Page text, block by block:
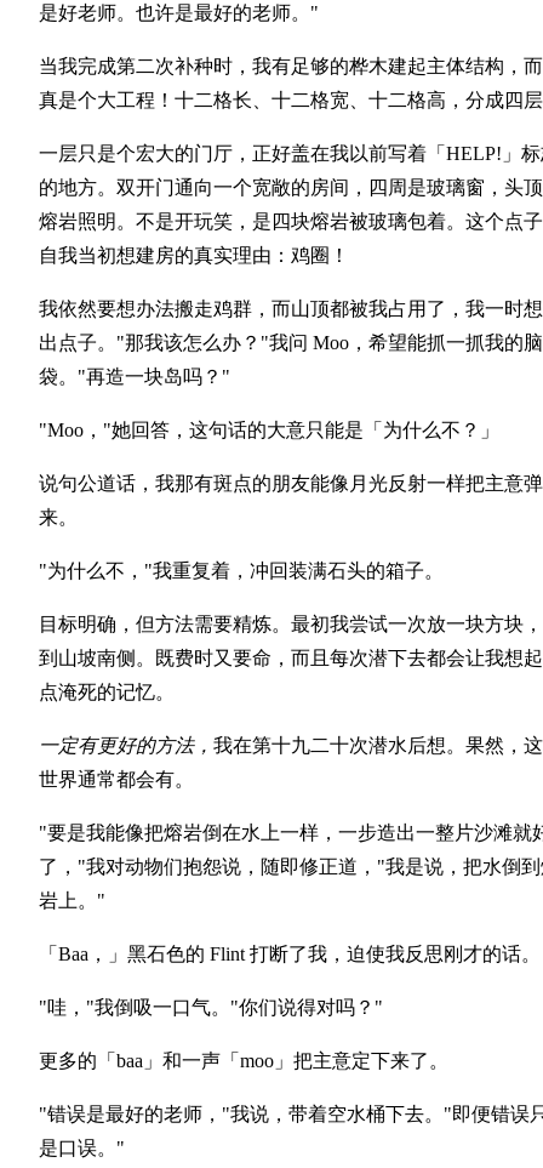
是好老师。也许是最好的老师。"
当我完成第二次补种时，我有足够的桦木建起主体结构，
真是个大工程！十二格长、十二格宽、十二格高，分成四
一层只是个宏大的门厅，正好盖在我以前写着「HELP!」
的地方。双开门通向一个宽敞的房间，四周是玻璃窗，头
熔岩照明。不是开玩笑，是四块熔岩被玻璃包着。这个点
自我当初想建房的真实理由：鸡圈！
我依然要想办法搬走鸡群，而山顶都被我占用了，我一时
出点子。"那我该怎么办？"我问 Moo，希望能抓一抓我的脑
袋。"再造一块岛吗？"
"Moo，"她回答，这句话的大意只能是「为什么不？」
说句公道话，我那有斑点的朋友能像月光反射一样把主意
来。
"为什么不，"我重复着，冲回装满石头的箱子。
目标明确，但方法需要精炼。最初我尝试一次放一块方块
到山坡南侧。既费时又要命，而且每次潜下去都会让我想
点淹死的记忆。
一定有更好的方法， 我在第十九二十次潜水后想。果然，
世界通常都会有。
"要是我能像把熔岩倒在水上一样，一步造出一整片沙滩就
了，"我对动物们抱怨说，随即修正道，"我是说，把水倒
岩上。"
「Baa，」黑石色的 Flint 打断了我，迫使我反思刚才的话。
"哇，"我倒吸一口气。"你们说得对吗？"
更多的「baa」和一声「moo」把主意定下来了。
"错误是最好的老师，"我说，带着空水桶下去。"即便错误
是口误。"